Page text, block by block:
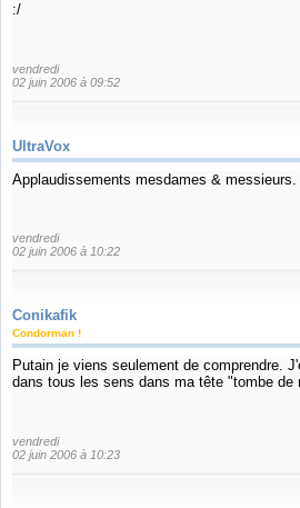
:/
vendredi
02 juin 2006 à 09:52
UltraVox
Applaudissements mesdames & messieurs.
vendredi
02 juin 2006 à 10:22
Conikafik
Condorman !
Putain je viens seulement de comprendre.
dans tous les sens dans ma tête "tombe de
vendredi
02 juin 2006 à 10:23